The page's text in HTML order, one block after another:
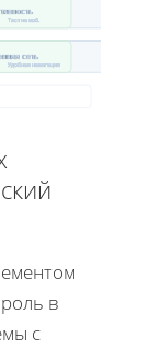
Тест на моб.
сеть
Удобная навигация
в
с